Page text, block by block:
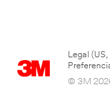
Legal
© 3M